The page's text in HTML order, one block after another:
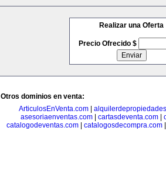
Realizar una Oferta
Precio Ofrecido $
Otros dominios en venta:
ArticulosEnVenta.com|
asesoriaenventas.com
cartasdeventa.com
catalogodeventas.com
catalogosdecompra.com